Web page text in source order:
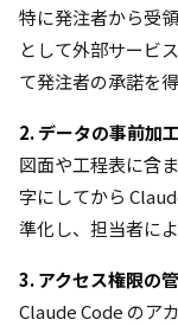
特に発注者から受
として外部サービ
て発注者の承諾を
2. データの事前加工
図面や工程表に含
字にしてから
準化し、担当者に
3. アクセス権限の
Claude Code のア